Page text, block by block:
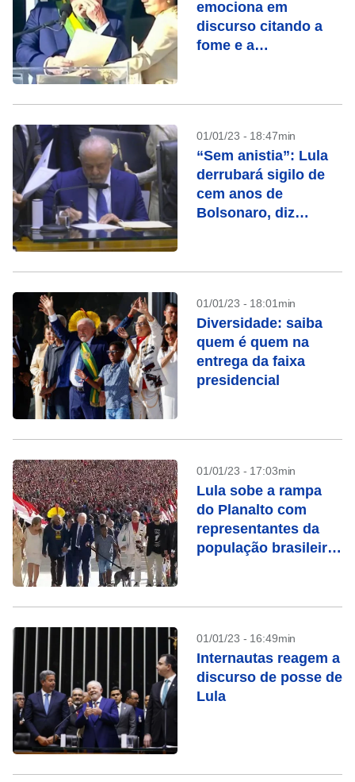
emociona em
discurso citando a
fome e a
01/01/23 - 18:47min
“Sem anistia”: Lula
derrubará sigilo de
cem anos de
Bolsonaro, diz
01/01/23 - 18:01min
Diversidade: saiba
quem é quem na
entrega da faixa
presidencial
01/01/23 - 17:03min
Lula sobe a rampa
do Planalto com
representantes da
população brasileira
01/01/23 - 16:49min
Internautas reagem a
discurso de posse de
Lula